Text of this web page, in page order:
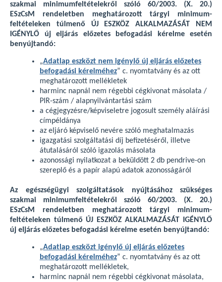
szakmai minimumfeltételekről szóló 60/2003. (X. 20.)
ESzCsM rendeletben meghatározott tárgyi minimum-
feltételeken túlmenő ÚJ ESZKÖZ ALKALMAZÁSÁT NEM
IGÉNYLŐ új eljárás előzetes befogadási kérelme esetén
benyújtandó:
„Adatlap eszközt nem igénylő új eljárás előzetes
befogadási kérelméhez” c. nyomtatvány és az ott
meghatározott mellékletek
harminc napnál nem régebbi cégkivonat másolata /
PIR-szám / alapnyilvántartási szám
a cégjegyzésre/képviseletre jogosult személy aláírási
címpéldánya
az eljáró képviselő nevére szóló meghatalmazás
igazgatási szolgáltatási díj befizetéséről, illetve
átutalásáról szóló igazolás másolata
azonossági nyilatkozat a beküldött 2 db pendrive-on
szereplő és a papír alapú adatok azonosságáról
Az egészségügyi szolgáltatások nyújtásához szükséges
szakmai minimumfeltételekről szóló 60/2003. (X. 20.)
ESzCsM rendeletben meghatározott tárgyi minimum-
feltételeken túlmenő ÚJ ESZKÖZ ALKALMAZÁSÁT IGÉNYLŐ
új eljárás előzetes befogadási kérelme esetén benyújtandó:
„Adatlap eszközt igénylő új eljárás előzetes
befogadási kérelméhez” c. nyomtatvány és az ott
meghatározott mellékletek,
harminc napnál nem régebbi cégkivonat másolata,